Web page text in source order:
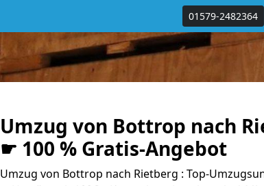
01579-2482364
Umzug von Bottrop nach
☛ 100 % Gratis-Angebot
Umzug von Bottrop nach Rietberg : Top-